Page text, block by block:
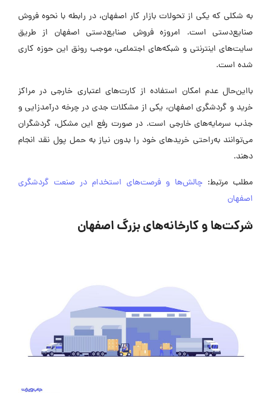
به شکلی که یکی از تحولات بازار کار اصفهان، در رابطه با نحوه فروش
صنایع‌دستی است. امروزه فروش صنایع‌دستی اصفهان از طریق
سایت‌های اینترنتی و شبکه‌های اجتماعی، موجب رونق این حوزه کاری
شده است.
بااین‌حال عدم امکان استفاده از کارت‌های اعتباری خارجی در مراکز
خرید و گردشگری اصفهان، یکی از مشکلات جدی در چرخه درآمدزایی و
جذب سرمایه‌های خارجی است. در صورت رفع این مشکل، گردشگران
می‌توانند به‌راحتی خریدهای خود را بدون نیاز به حمل پول نقد انجام
دهند.
مطلب مرتبط: چالش‌ها و فرصت‌های استخدام در صنعت گردشگری
اصفهان
شرکت‌ها و کارخانه‌های بزرگ اصفهان